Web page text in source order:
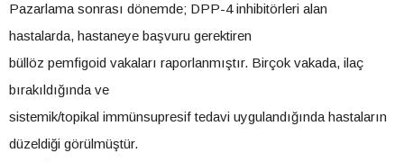
Pazarlama sonrası dönemde; DPP-4 inhibitörleri alan
hastalarda, hastaneye başvuru gerektiren
büllöz pemfigoid vakaları raporlanmıştır. Birçok vakada, ilaç
bırakıldığında ve
sistemik/topikal immünsupresif tedavi uygulandığında hastaların
düzeldiği görülmüştür.